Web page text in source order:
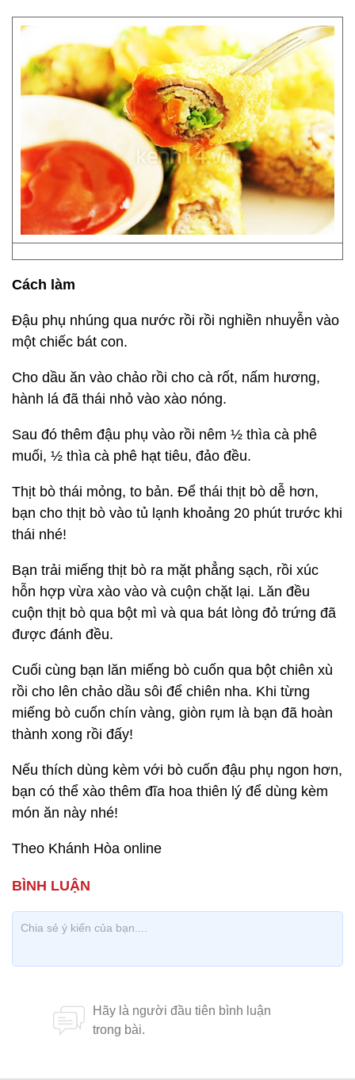
Cách làm
Đậu phụ nhúng qua nước rồi rồi nghiền nhuyễn vào
một chiếc bát con.
Cho dầu ăn vào chảo rồi cho cà rốt, nấm hương,
hành lá đã thái nhỏ vào xào nóng.
Sau đó thêm đậu phụ vào rồi nêm ½ thìa cà phê
muối, ½ thìa cà phê hạt tiêu, đảo đều.
Thịt bò thái mỏng, to bản. Để thái thịt bò dễ hơn,
bạn cho thịt bò vào tủ lạnh khoảng 20 phút trước khi
thái nhé!
Bạn trải miếng thịt bò ra mặt phẳng sạch, rồi xúc
hỗn hợp vừa xào vào và cuộn chặt lại. Lăn đều
cuộn thịt bò qua bột mì và qua bát lòng đỏ trứng đã
được đánh đều.
Cuối cùng bạn lăn miếng bò cuốn qua bột chiên xù
rồi cho lên chảo dầu sôi để chiên nha. Khi từng
miếng bò cuốn chín vàng, giòn rụm là bạn đã hoàn
thành xong rồi đấy!
Nếu thích dùng kèm với bò cuốn đậu phụ ngon hơn,
bạn có thể xào thêm đĩa hoa thiên lý để dùng kèm
món ăn này nhé!
Theo Khánh Hòa online